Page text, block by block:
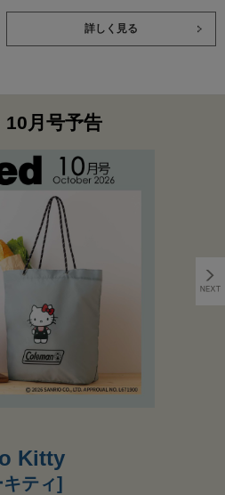
詳しく見る
10月号予告
Kitty
ティ]